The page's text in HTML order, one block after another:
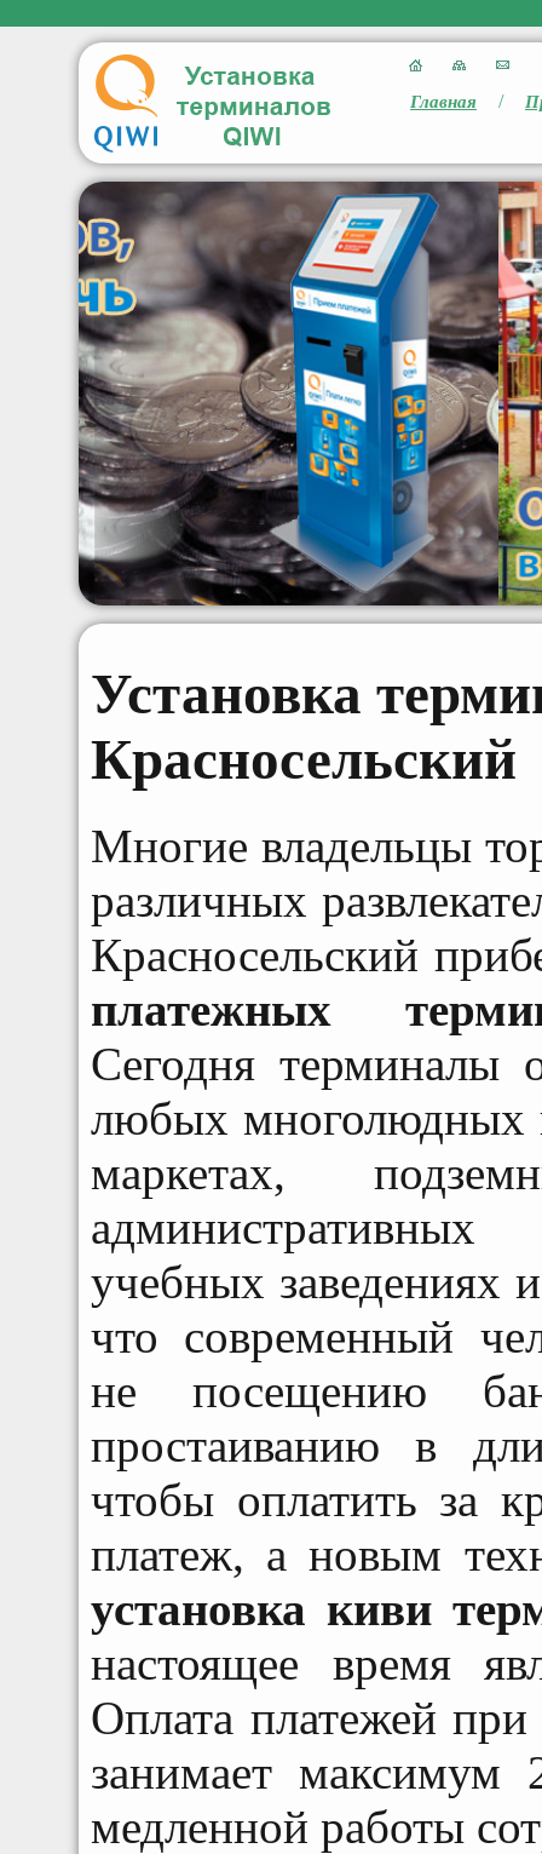
Главная /
Установка
Красносельский
Многие владельцы
различных
Красносельский
платежных
Сегодня терминалы
любых многолюдных
маркетах,
учебных заведениях
что современный
не посещению
простаиванию в
чтобы оплатить за
платеж, а новым
установка киви
настоящее время
Оплата платежей
занимает
медленной работы